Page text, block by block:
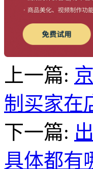
上一篇:
制买家在
下一篇:
具体都有